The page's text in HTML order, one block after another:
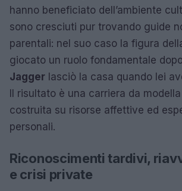
hanno beneficiato dell’ambiente
sono cresciuti pur trovando guide
parentali: nel suo caso la figura
giocato un ruolo fondamentale
Jagger lasciò la casa quando lei
Il risultato è una carriera da
costruita su risorse affettive ed
personali.
Riconoscimenti tardivi,
e crisi private